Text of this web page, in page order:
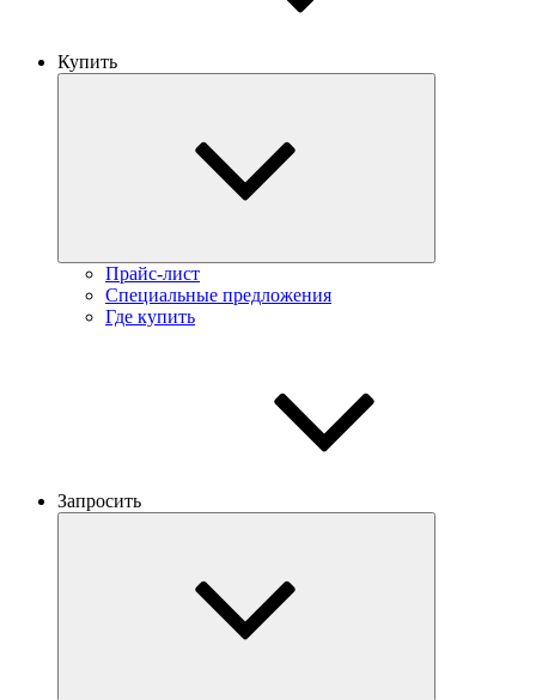
Купить
Прайс-лист
Специальные предложения
Где купить
Запросить